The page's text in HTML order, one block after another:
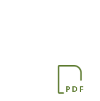
PDF